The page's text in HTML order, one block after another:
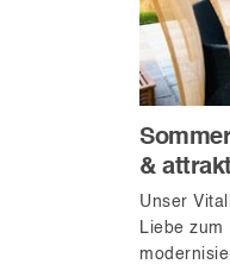
&
Unser
Liebe zum